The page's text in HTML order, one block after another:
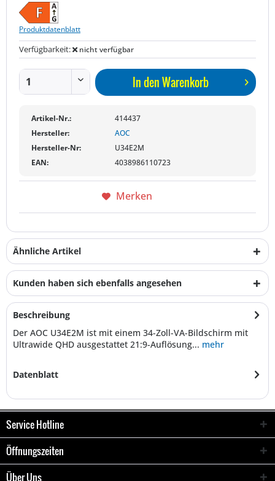
Produktdatenblatt
Verfügbarkeit: nicht verfügbar
In denWarenkorb
Artikel-Nr.:
414437
Hersteller:
AOC
Hersteller-Nr:
U34E2M
EAN:
4038986110723
Merken
Ähnliche Artikel
Kunden haben sich ebenfalls angesehen
Beschreibung
Der AOC U34E2M ist mit einem 34-Zoll-VA-Bildschirm mit
Ultrawide QHD ausgestattet 21:9-Auflösung... mehr
Datenblatt
Service Hotline
Öffnungszeiten
Über Uns